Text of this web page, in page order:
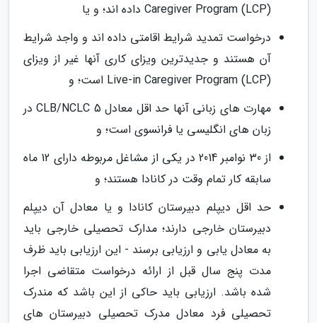
Caregiver Program (LCP) داده اند؛ و یا
درخواست تمدید شرایط اقامتی داده اند و واجد شرایط
آن هستند و جدیدترین ویزای کاری آنها غیر از ویزای
Live-in Caregiver Program (LCP) است؛ و
مهارت های زبانی آنها حد اقل معادل CLB/NCLC 5 در
زبان های انگلیسی یا فرانسوی است؛ و
از 30 نوامبر 2014 در یکی از مشاغل مربوطه دارای 12 ماه
سابقه کار تمام وقت در کانادا هستند؛ و
حد اقل دیپلم دبیرستان کانادا و یا معادل آن دیپلم
دبیرستان خارجی دارند؛ مدارک تحصیلی خارجی باید
به معادل یابی و ارزیابی برسند - این ارزیابی باید ظرف
مدت پنج سال قبل از ارائه درخواست متقاضی اجرا
شده باشد. ارزیابی باید حاکی از این باشد که مندرک
تحصیلی فرد معادل مدرک تحصیلی دبیرستان های